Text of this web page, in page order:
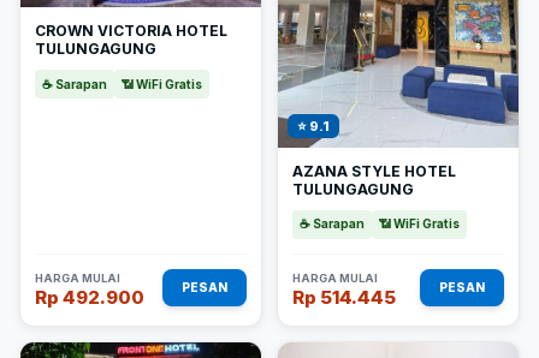
CROWN VICTORIA HOTEL
TULUNGAGUNG
☕ Sarapan 📶 WiFi Gratis
HARGA MULAI
Rp 492.900 PESAN
⭐ 9.1
AZANA STYLE HOTEL
TULUNGAGUNG
☕ Sarapan 📶 WiFi Gratis
HARGA MULAI
Rp 514.445 PESAN